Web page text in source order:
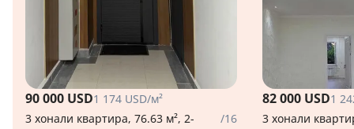
90 000 USD1 174 USD/м²
3 хонали квартира, 76.63 м², 2-
/16
82 000 USD1
3 хонали